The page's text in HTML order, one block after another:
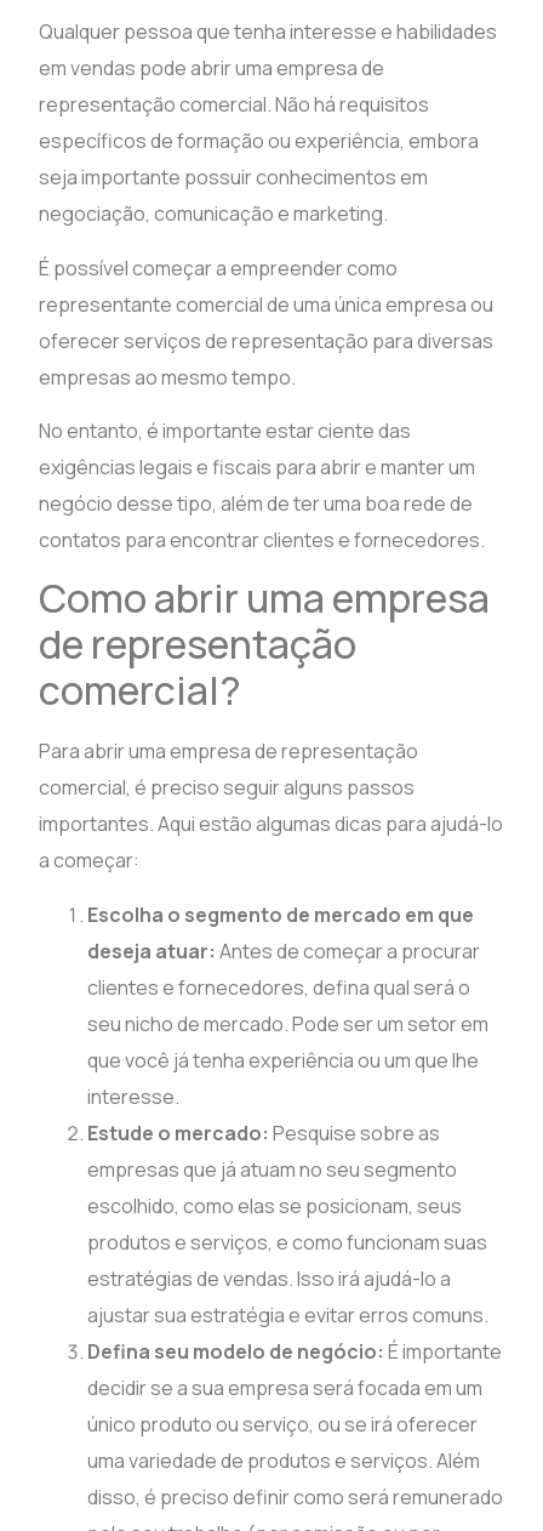
Qualquer pessoa que tenha interesse e habilidades
em vendas pode abrir uma empresa de
representação comercial. Não há requisitos
específicos de formação ou experiência, embora
seja importante possuir conhecimentos em
negociação, comunicação e marketing.
É possível começar a empreender como
representante comercial de uma única empresa ou
oferecer serviços de representação para diversas
empresas ao mesmo tempo.
No entanto, é importante estar ciente das
exigências legais e fiscais para abrir e manter um
negócio desse tipo, além de ter uma boa rede de
contatos para encontrar clientes e fornecedores.
Como abrir uma empresa
de representação
comercial?
Para abrir uma empresa de representação
comercial, é preciso seguir alguns passos
importantes. Aqui estão algumas dicas para ajudá-lo
a começar:
Escolha o segmento de mercado em que
deseja atuar: Antes de começar a procurar
clientes e fornecedores, defina qual será o
seu nicho de mercado. Pode ser um setor em
que você já tenha experiência ou um que lhe
interesse.
Estude o mercado: Pesquise sobre as
empresas que já atuam no seu segmento
escolhido, como elas se posicionam, seus
produtos e serviços, e como funcionam suas
estratégias de vendas. Isso irá ajudá-lo a
ajustar sua estratégia e evitar erros comuns.
Defina seu modelo de negócio:É importante
decidir se a sua empresa será focada em um
único produto ou serviço, ou se irá oferecer
uma variedade de produtos e serviços. Além
disso, é preciso definir como será remunerado